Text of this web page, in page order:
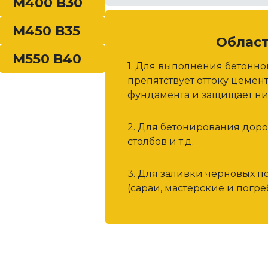
Международная
Н
Нахимовский проспект
Охотный ряд
М450 В35
М550 В40
1. Для выполнения
препятствует оттоку
фундамента и защищает
2. Для бетонирования
столбов и т.д.
3. Для заливки черновых
(сараи, мастерские и